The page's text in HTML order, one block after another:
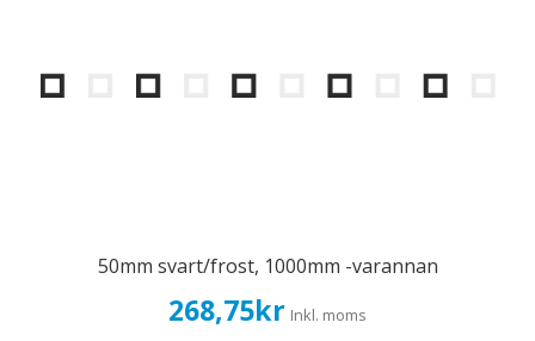
50mm svart/frost, 1000mm -varannan
268,75kr Inkl. moms